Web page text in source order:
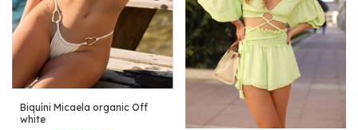
Biquíni Micaela organic Off
white